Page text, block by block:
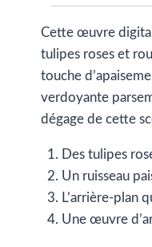
Cette œuvre
tulipes roses et
touche
verdoyante
dégage de cette
Des tulipes
Un ruisseau
L’arrière-plan
Une œuvre